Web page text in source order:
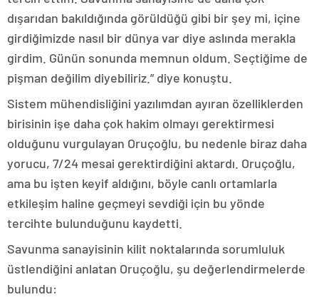
dışarıdan bakıldığında görüldüğü gibi bir şey mi, içine
girdiğimizde nasıl bir dünya var diye aslında merakla
girdim. Günün sonunda memnun oldum. Seçtiğime de
pişman değilim diyebiliriz.” diye konuştu.
Sistem mühendisliğini yazılımdan ayıran özelliklerden
birisinin işe daha çok hakim olmayı gerektirmesi
olduğunu vurgulayan Oruçoğlu, bu nedenle biraz daha
yorucu, 7/24 mesai gerektirdiğini aktardı. Oruçoğlu,
ama bu işten keyif aldığını, böyle canlı ortamlarla
etkileşim haline geçmeyi sevdiği için bu yönde
tercihte bulunduğunu kaydetti.
Savunma sanayisinin kilit noktalarında sorumluluk
üstlendiğini anlatan Oruçoğlu, şu değerlendirmelerde
bulundu: